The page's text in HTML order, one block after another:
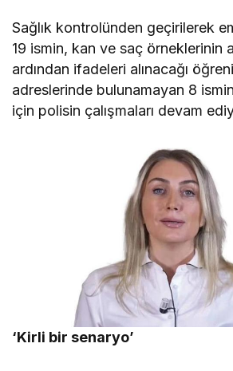
Sağlık kontrolünden geçirilerek
19 ismin, kan ve saç örneklerinin
ardından ifadeleri alınacağı
adreslerinde bulunamayan 8
için polisin çalışmaları devam
‘Kirli bir senaryo’